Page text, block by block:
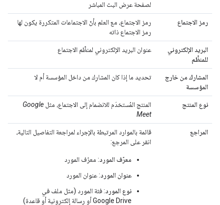
لصفحة عرض البث المباشر
رمز الاجتماع
رمز الاجتماع، مع العلم بأنّ الاجتماعات المتكررة يكون لها
رمز الاجتماع ذاته
البريد الإلكتروني
للمنظِّم
عنوان البريد الإلكتروني لمنظِّم الاجتماع
المشارك من خارج
المؤسسة
تحديد ما إذا كان المشارِك من داخل المؤسسة أم لا
نوع المنتج المنتج المُستخدَم للانضمام إلى الاجتماع، مثل Google
Meet
المراجع
قائمة بالموارد المرتبطة بالإجراء لمراجعة التفاصيل التالية،
انقر على المرجع:
معرّف المورد: معرّف المورد
عنوان المورد: عنوان المورد
نوع المورد: فئة المورد (مثل ملف في
Google Drive أو رسالة إلكترونية أو قاعدة)